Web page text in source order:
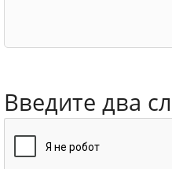
Введите два